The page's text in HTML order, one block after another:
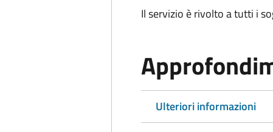
Il servizio è rivolto a tutti i
Ulteriori informazioni